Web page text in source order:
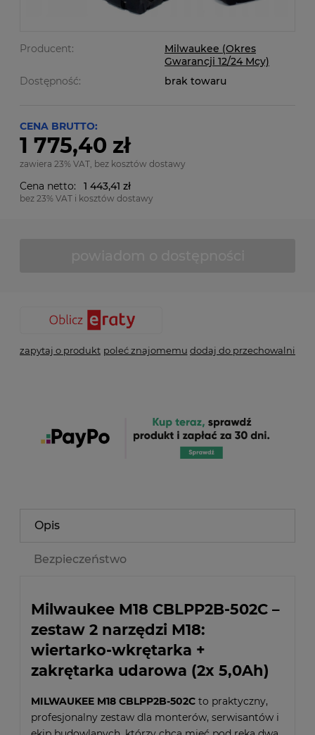
Producent:
Milwaukee (Okres
Gwarancji 12/24 Mcy)
Dostępność:
brak towaru
CENA BRUTTO:
1 775,40 zł
zawiera 23% VAT, bez kosztów dostawy
Cena netto: 1 443,41 zł
bez 23% VAT i kosztów dostawy
zapytaj o produkt poleć znajomemu dodaj do przechowalni
Opis
Bezpieczeństwo
Milwaukee M18 CBLPP2B-502C –
zestaw 2 narzędzi M18:
wiertarko-wkrętarka +
zakrętarka udarowa (2x 5,0Ah)
MILWAUKEE M18 CBLPP2B-502C to praktyczny,
profesjonalny zestaw dla monterów, serwisantów i